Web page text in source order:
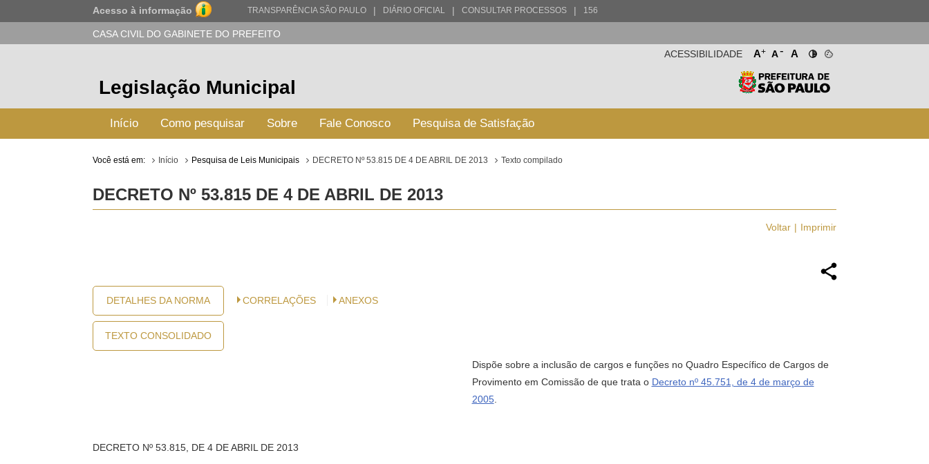
Acesso à informação TRANSPARÊNCIA SÃO PAULO | DIÁRIO OFICIAL | CONSULTAR PROCESSOS | 156
CASA CIVIL DO GABINETE DO PREFEITO
A+ A- A
ACESSIBILIDADE
Legislação Municipal
Início Como pesquisar Sobre Fale Conosco Pesquisa de Satisfação
Você está em: Início Pesquisa de Leis Municipais DECRETO Nº 53.815 DE 4 DE ABRIL DE 2013 Texto compilado
DECRETO Nº 53.815 DE 4 DE ABRIL DE 2013
Voltar Imprimir
DETALHES DA NORMA
TEXTO CONSOLIDADO
CORRELAÇÕES ANEXOS
Dispõe sobre a inclusão de cargos e funções no Quadro Específico de Cargos de
Provimento em Comissão de que trata o Decreto nº 45.751, de 4 de março de
2005.
DECRETO Nº 53.815, DE 4 DE ABRIL DE 2013